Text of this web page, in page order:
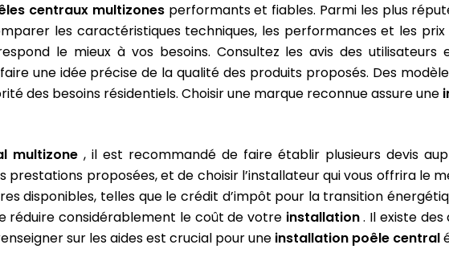
centraux multizones performants et fiables. Parmi les plus
les caractéristiques techniques, les performances et les
le mieux à vos besoins. Consultez les avis des
une idée précise de la qualité des produits proposés. Des
des besoins résidentiels. Choisir une marque reconnue assure une
multizone , il est recommandé de faire établir plusieurs devis
proposées, et de choisir l’installateur qui vous offrira le
disponibles, telles que le crédit d’impôt pour la transition
réduire considérablement le coût de votre installation. Il existe des
sur les aides est crucial pour une installation poêle central